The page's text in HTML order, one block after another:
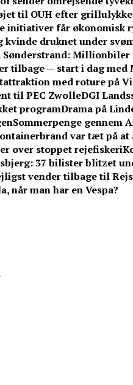
til OUH efter
initiativer får økonomisk
kvinde druknet under
Sønderstrand: Millionbiler
tilbage — start i dag med
med roture på
til PEC ZwolleDGI
programDrama på
Sommerpenge gennem
var tæt på
over stoppet rejefiskeri
37 bilister blitzet
vender tilbage til
når man har en Vespa?